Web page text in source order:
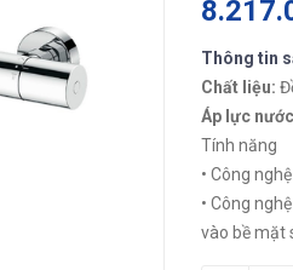
Thông tin
Chất liệu:
Áp lực
Tính năng
• Công
• Công
vào bề mặt